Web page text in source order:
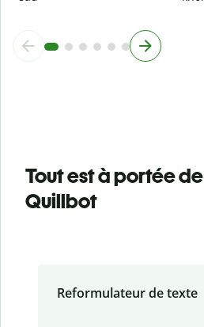
Tout est à portée
Quillbot
Reformulateur de texte